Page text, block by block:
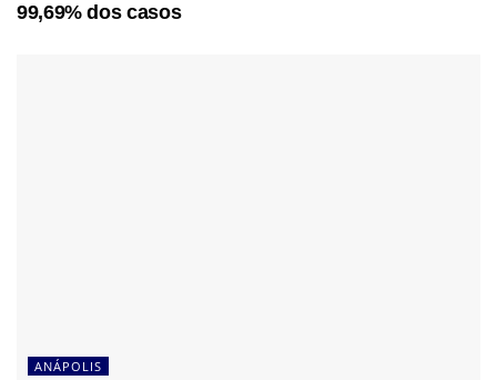
99,69% dos casos
ANÁPOLIS